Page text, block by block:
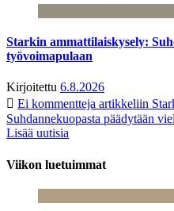
Starkin ammattilaiskysely:
työvoimapulaan
Kirjoitettu 6.8.2026
Ei kommentteja artikkeliin
Suhdannekuopasta päädytään
Lisää uutisia
Viikon luetuimmat